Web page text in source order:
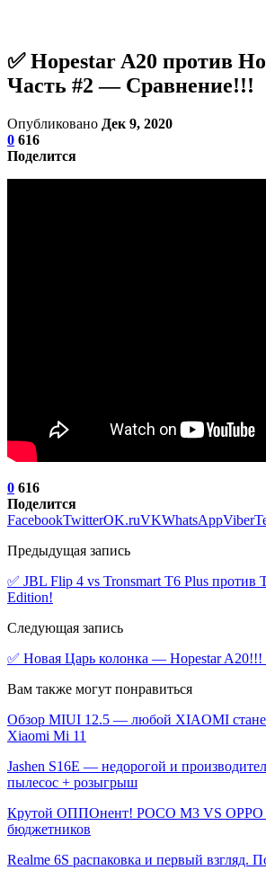
✅ Hopestar A20 против
Часть #2 — Сравнение!!!
Опубликовано Дек 9, 2020
0 616
Поделится
0 616
Поделится
FacebookTwitterOK.ruVKWhatsAppViber
Предыдущая запись
✅ JBL Flip 4 vs Tronsmart T6 Plus против
Edition!
Следующая запись
✅ Новая Царь колонка — Hopestar A20!!!
Вам также могут понравиться
Обзор MIUI 12.5 — любой XIAOMI
Xiaomi Mi 11
Jashen S16E — недорогой и
пылесос + розыгрыш
Крутой ОППОнент! POCO M3 VS OPPO
бюджетников
Realme 6S распаковка и первый взгляд.